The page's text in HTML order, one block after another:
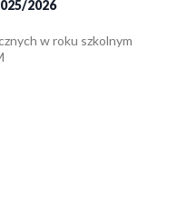
2026
w roku szkolnym